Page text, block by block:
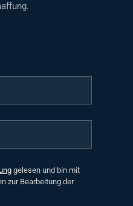
gelesen und bin mit
zur Bearbeitung der